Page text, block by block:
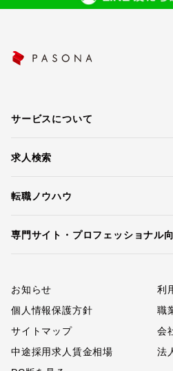
サービスについて
求人検索
転職ノウハウ
専門サイト・プロフェッショナル
お知らせ
利
個人情報保護方針
職
サイトマップ
会
中途採用求人賃金相場
法